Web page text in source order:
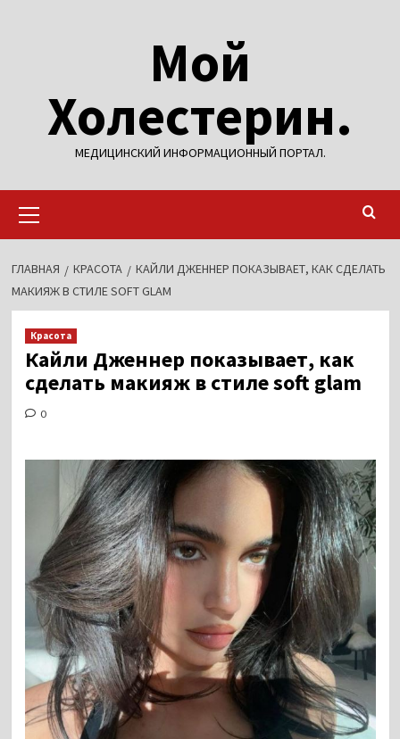
Мой
Холестерин.
МЕДИЦИНСКИЙ ИНФОРМАЦИОННЫЙ ПОРТАЛ.
меню
ГЛАВНАЯ КРАСОТА
КАЙЛИ ДЖЕННЕР ПОКАЗЫВАЕТ, КАК СДЕЛАТЬ
МАКИЯЖ В СТИЛЕ SOFT GLAM
Красота
Кайли Дженнер показывает, как
сделать макияж в стиле soft glam
0